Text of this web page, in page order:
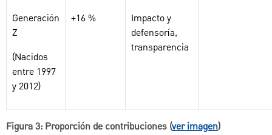
Generación
Z
(Nacidos
entre 1997
y 2012)
+16 %
Impacto y
defensoría,
transparencia
Figura 3: Proporción de contribuciones (ver imagen)